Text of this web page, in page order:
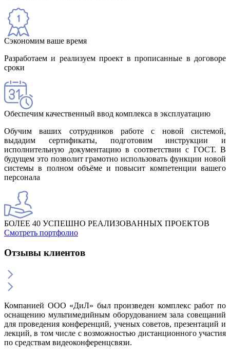
Сэкономим ваше время
Разработаем и реализуем проект в прописанные в договоре
сроки
Обеспечим качественный ввод комплекса в эксплуатацию
Обучим ваших сотрудников работе с новой системой,
выдадим сертификаты, подготовим инструкции и
исполнительную документацию в соответствии с ГОСТ. В
будущем это позволит грамотно использовать функции новой
системы в полном объёме и повысит компетенции вашего
персонала
БОЛЕЕ 40 УСПЕШНО РЕАЛИЗОВАННЫХ ПРОЕКТОВ
Смотреть портфолио
Отзывы клиентов
Компанией ООО «ДиЛ» был произведен комплекс работ по
оснащению мультимедийным оборудованием зала совещаний
для проведения конференций, ученых советов, презентаций и
лекций, в том числе с возможностью дистанционного участия
по средствам видеоконференцсвязи.